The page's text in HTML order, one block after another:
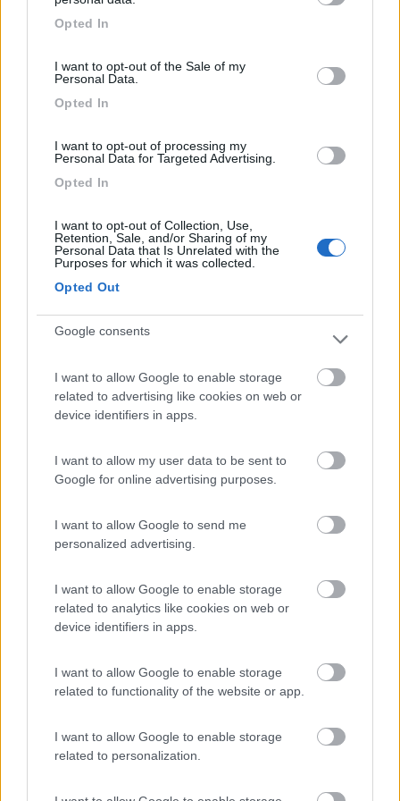
grant or deny consent to Google and its third-party tags to
use your data for below specified purposes in below Google
Opted In
I want to opt-out of the Sale of my
Personal Data.
Opted In
I want to opt-out of processing my
Personal Data for Targeted Advertising.
Opted In
I want to opt-out of Collection, Use,
Retention, Sale, and/or Sharing of my
Personal Data that Is Unrelated with the
Purposes for which it was collected.
Opted Out
Google consents
I want to allow Google to enable storage
related to advertising like cookies on web or
device identifiers in apps.
I want to allow my user data to be sent to
Google for online advertising purposes.
I want to allow Google to send me
personalized advertising.
I want to allow Google to enable storage
related to analytics like cookies on web or
device identifiers in apps.
I want to allow Google to enable storage
related to functionality of the website or app.
I want to allow Google to enable storage
related to personalization.
671
Ora cerco di capire dove è questo parcheggio, mi ispira la cooperativa
pescatori dove di solito sono posti dove si mangia buon pesce
spendendo il giusto. Negli anni mi è gia capitato due volte (in Bretagna) di
...
Ciao Tommaso, io conosco bene sia Gabicce che Cattolica xchè
esattamente in faccia al parcheggio che ti consiglio: è utilizzato
come sosta credo a pagamento d'estate.
43.963816, 12.756658
Hai un panorama molto migliore e non è affatto affollato.
nulla, ma arrivi velocemente alla darsena dei pescatori di
Cattolica.
ma non è nulla di affollato.
Ristoranti ne hai a bizzeffe, io sponsorizzo il Marittimo dalla
mangiare) e "pescevia".
novembre, non andare oltre.
La strada del parco di san bartolo è bellissima, potresti arrivare